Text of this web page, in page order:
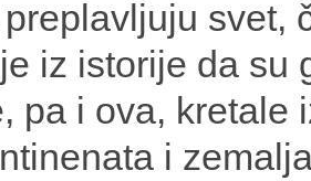
svet,
iz istorije da su
pa i ova, kretale
i